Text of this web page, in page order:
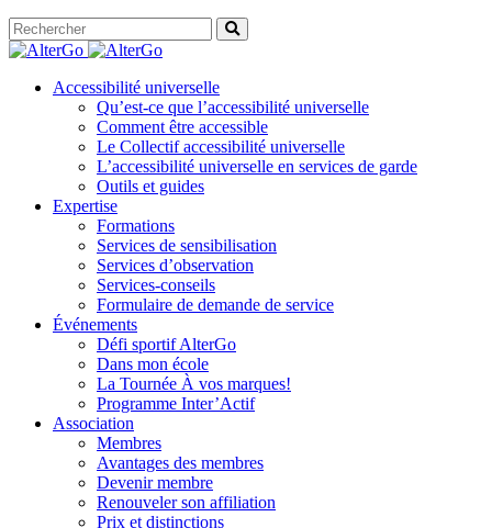
Accessibilité universelle
Qu’est-ce que l’accessibilité universelle
Comment être accessible
Le Collectif accessibilité universelle
L’accessibilité universelle en services de garde
Outils et guides
Expertise
Formations
Services de sensibilisation
Services d’observation
Services-conseils
Formulaire de demande de service
Événements
Défi sportif AlterGo
Dans mon école
La Tournée À vos marques!
Programme Inter’Actif
Association
Membres
Avantages des membres
Devenir membre
Renouveler son affiliation
Prix et distinctions